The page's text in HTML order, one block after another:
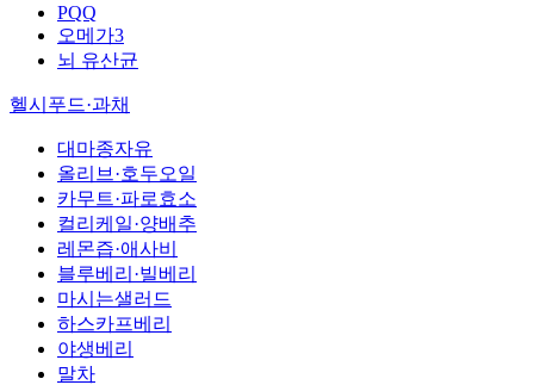
PQQ
오메가3
뇌 유산균
헬시푸드·과채
대마종자유
올리브·호두오일
카무트·파로효소
컬리케일·양배추
레몬즙·애사비
블루베리·빌베리
마시는샐러드
하스카프베리
야생베리
말차